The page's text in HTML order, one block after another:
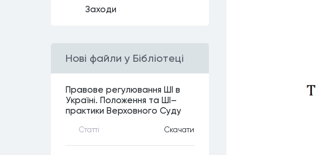
Заходи
Нові файли у Бібліотеці
Правове регулювання ШІ в
Україні. Положення та ШІ–
практики Верховного Суду
Статтi Скачати